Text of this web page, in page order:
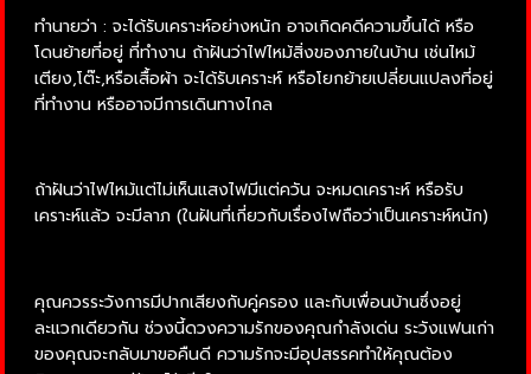
ทำนายว่า : จะได้รับเคราะห์อย่างหนัก อาจเกิดคดีความขึ้นได้ หรือ
โดนย้ายที่อยู่ ที่ทำงาน ถ้าฝันว่าไฟไหม้สิ่งของภายในบ้าน เช่นไหม้
เตียง,โต๊ะ,หรือเสื้อผ้า จะได้รับเคราะห์ หรือโยกย้ายเปลี่ยนแปลงที่อยู่
ที่ทำงาน หรืออาจมีการเดินทางไกล
ถ้าฝันว่าไฟไหม้แต่ไม่เห็นแสงไฟมีแต่ควัน จะหมดเคราะห์ หรือรับ
เคราะห์แล้ว จะมีลาภ (ในฝันที่เกี่ยวกับเรื่องไฟถือว่าเป็นเคราะห์หนัก)
คุณควรระวังการมีปากเสียงกับคู่ครอง และกับเพื่อนบ้านซึ่งอยู่
ละแวกเดียวกัน ช่วงนี้ดวงความรักของคุณกำลังเด่น ระวังแฟนเก่า
ของคุณจะกลับมาขอคืนดี ความรักจะมีอุปสรรคทำให้คุณต้อง